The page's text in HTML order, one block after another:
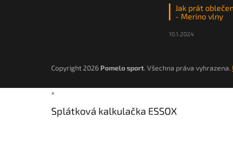
Jak prát
- Merino vlny
10.1.2024
Copyright 2026 Pomelo sport. Všechna práva vyhrazena.
×
Splátková kalkulačka ESSOX